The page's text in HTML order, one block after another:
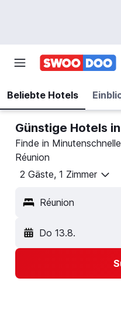
Beliebte Hotels
Günstige Hotels
Finde in
Réunion
2 Gäste, 1 Zimmer
Réunion
Do 13.8.